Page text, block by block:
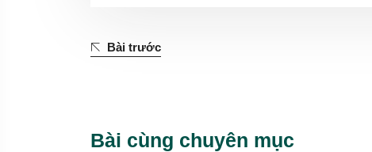
Bài trước
Bài cùng chuyên mục